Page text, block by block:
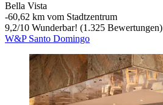
Bella Vista
‐60,62 km vom Stadtzentrum
9,2/10 Wunderbar! (1.325 Bewertungen)
W&P Santo Domingo